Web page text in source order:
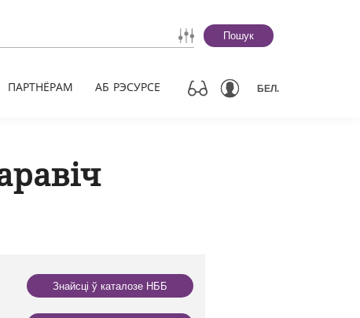
Пошук
ПАРТНЁРАМ АБ РЭСУРСЕ БЕЛ.
Знайсці ў каталозе НББ